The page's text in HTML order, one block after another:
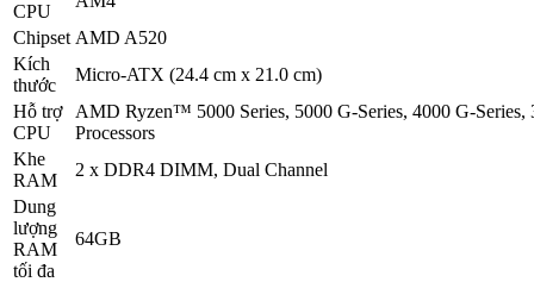
CPU
Chipset AMD A520
Kích
thước
Micro-ATX (24.4 cm x 21.0 cm)
Hỗ trợ
CPU
AMD Ryzen™ 5000 Series, 5000 G-Series, 4000 G-Series,
Processors
Khe
RAM
2 x DDR4 DIMM, Dual Channel
Dung
lượng
RAM
tối đa
64GB